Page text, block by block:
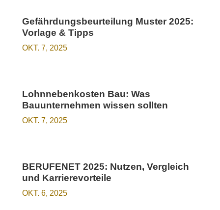
Gefährdungsbeurteilung Muster 2025:
Vorlage & Tipps
OKT. 7, 2025
Lohnnebenkosten Bau: Was
Bauunternehmen wissen sollten
OKT. 7, 2025
BERUFENET 2025: Nutzen, Vergleich
und Karrierevorteile
OKT. 6, 2025